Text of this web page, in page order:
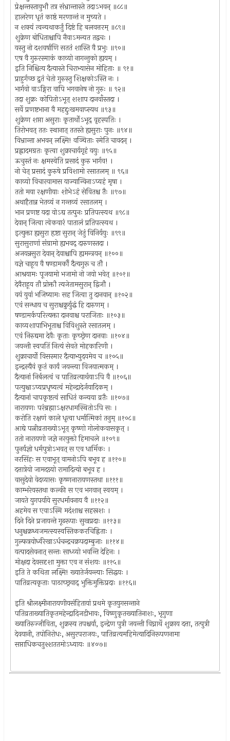
प्रेक्षन्तस्तावुभौ तत्र संभ्रान्तास्ते तदाऽभवन् ॥८८॥
हालरेण धृतं काष्ठं मरणान्तं न मुच्यते ।
न शक्यं त्वन्यथाकर्तुं दिष्टं हि बलवत्तरम् ॥८९॥
शुक्रेण बोधिताश्चापि नैवाऽमन्यत तद्वचः ।
यस्तु नो दशवर्षाणि सततं शास्ति वै प्रभुः ॥९०॥
एष वै गुरुरस्माकं काव्यो नागन्तुको ह्ययम् ।
इति निश्चित्य दैत्यास्ते चिराभ्यासेन मोहिताः ॥ ९१॥
प्राहुर्गच्छ द्रुतं चेतो गुरुस्तु शिक्षकोऽस्ति नः ।
भार्गवो वाऽङ्गिरा वापि भगवानेष नो गुरुः ॥ ९२॥
तदा शुक्रः कोपितोऽभूत् शशाप दानवाँस्तदा ।
सर्वे प्रणष्टभाना वै महद्दुःखमवाप्स्यथ ॥९३॥
शुक्रेण शप्ता असुराः कृतार्थोऽभूद् वृहस्पतिः ।
तिरोभवत् ततः स्थानात् ततस्ते ह्यसुराः पुनः ॥९४॥
विभ्रान्ता अभवन् लक्ष्मि! वञ्चिताः स्मेति चावदन् ।
प्रह्लादमग्रतः कृत्वा शुक्राचार्यगृहं ययुः ॥९५॥
ऊचुस्तं नः क्षमस्वेति प्रसादं कुरु भार्गव! ।
नो चेत् प्रसादं कुरुषे प्रविशामो रसातलम् ॥ ९६॥
काव्यो विचारयामास याज्यान्विनाऽप्यहं मृषा ।
ततो मया रक्षणीयाः शोभेऽहं सेवितश्च तैः ॥९७॥
अथाहैतान्न भेतव्यं न गन्तव्यं रसातलम् ।
भान प्रणष्ट यदा वोऽद्य तत्पुनः प्रतिपत्स्यथ ॥९८॥
देवान् जित्वा त्वेकवारं पातालं प्रतिपत्स्यथ ।
इत्युक्ता ह्यसुरा हृष्टा सुरान् जेतुं विनिर्ययुः ॥९९॥
सुरासुराणां संग्रामो ह्यभवद् दारुणस्तदा ।
अजयन्नसुरा देवान् देवाश्चापि ह्यमन्त्रयन् ॥१००॥
यज्ञे चाहूय वै षण्डामर्कौ दैत्यगुरू च तौ ।
आश्रयामः पूजयामो भजामो नो जयो भवेत् ॥१०१॥
देवैराहूय तौ प्रोक्तौ त्यजेतामसुरान् द्विजौ ।
वयं युवां भजिष्यामः सह जित्वा तु दानवान् ॥१०२॥
एवं सन्धाय च सुराश्चक्रुर्युद्धं हि दारुणम् ।
षण्डामर्कपरित्यक्ता दानवाश्च पराजिताः ॥१०३॥
काव्यशापाभिभूताश्च विविशुस्ते रसातलम् ।
एवं निरुद्यमा देवैः कृताः कृच्छ्रेण दानवाः ॥१०४॥
जयन्ती स्वपतिं नित्यं सेवते मोहकारिणी ।
शुक्राचार्यो विसस्मार दैत्याभ्युदयमेव च ॥१०५॥
इन्द्रस्यैवं कृतं कार्यं जयन्त्या विजयात्मकम् ।
दैत्यानां निर्बलत्वं च पातिव्रत्यार्थयाऽपि वै ॥१०६॥
पत्युश्चाऽप्यप्रधृष्यत्वं महेन्द्रादेर्जयादिकम् ।
दैत्यानां चापकृष्टत्वं साधितं कन्यया व्रतैः ॥१०७॥
नारायणः परंब्रह्माऽक्षरधामस्थितोऽपि सः ।
करोति रक्षणं काले धृत्वा धर्मात्मिकां तनुम् ॥१०८॥
आद्ये पत्नीव्रताख्योऽभूत् कृष्णो गोलोकवासकृत् ।
ततो नारायणो जज्ञे नरयुक्तो हिमाचले ॥१०९॥
पुनर्यज्ञो धर्मपुत्रोऽभवत् स एव धार्मिकः ।
नरसिंहः स एवाभूत् वामनोऽपि बभूव ह ॥११०॥
दत्तात्रेयो जामदग्न्यो रामादित्यो बभूव ह ।
वासुदेवो वेदव्यासः कृष्णनारायणस्तथा ॥१११॥
काम्भरेयस्तथा कल्की स एव भगवान् स्वयम् ।
जायते युगपर्याये सुरधर्मावनाय वै ॥११२॥
अहमेव स एवाऽस्मि मदंशाश्च सहस्रशः ।
दिने दिने प्रजायन्ते गूढरूपाः सुखप्रदाः ॥११३॥
धनुश्चक्रध्वजमत्स्यस्वस्तिककरचिह्निताः ।
गुल्फत्रयोर्ध्वरेखाऽर्धचन्द्रचक्रपदाम्बुजाः ॥११४॥
यत्पादसेवनात् सन्तः साध्व्यो भवन्ति देहिनः ।
मोक्षदा देवसदृशा मुक्ता एव न संशयः ॥११५॥
इति ते कथिता लक्ष्मि! ख्यातेर्जयन्त्याः सिद्धयः ।
पातिव्रत्यकृताः पाठाच्छ्रवाद् भुक्तिमुक्तिप्रदाः ॥११६॥
इति श्रीलक्ष्मीनारायणीयसंहितायां प्रथमे कृतयुगसन्ताने
पतिव्रताख्यातिकृतमहेन्द्रादिजडीभावः, विष्णुकृतख्यातिनाशः, भृगुणा
ख्यातिरुज्जीविता, शुक्रस्य तपश्चर्या, इन्द्रेण पुत्री जयन्ती विघ्नार्थे शुक्राय दत्ता, तत्पुत्री
देवयानी, तपोनिरोधः, असुरपराजयः, पातिव्रत्यमहिमेत्यादिनिरूपणनामा
सप्ताधिकचतुश्शततमोऽध्यायः ॥४०७॥